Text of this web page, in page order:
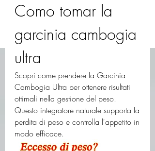
Como tomar la
garcinia cambogia
ultra
Scopri come prendere la Garcinia
Cambogia Ultra per ottenere risultati
ottimali nella gestione del peso.
Questo integratore naturale supporta la
perdita di peso e controlla l'appetito in
modo efficace.